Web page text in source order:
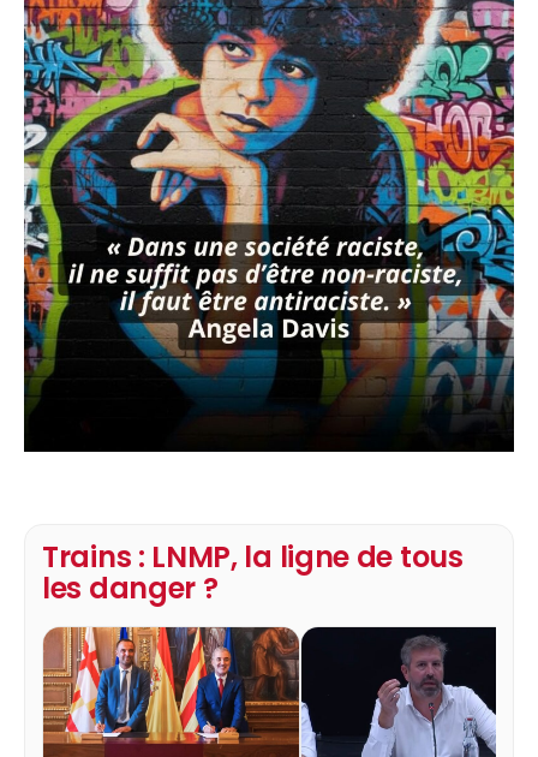
Trains : LNMP, la ligne de tous
les danger ?